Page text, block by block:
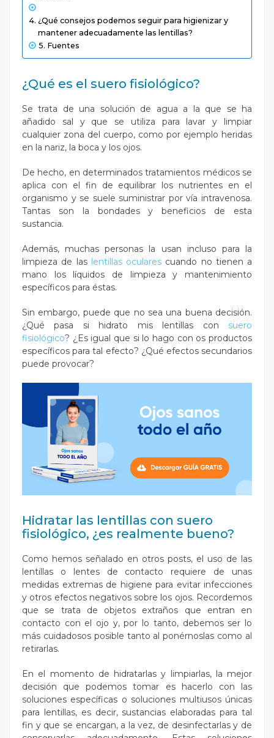
¿Qué consejos podemos seguir para higienizar y
mantener adecuadamente las lentillas?
Fuentes
¿Qué es el suero fisiológico?
Se trata de una solución de agua a la que se ha
añadido sal y que se utiliza para lavar y limpiar
cualquier zona del cuerpo, como por ejemplo heridas
en la nariz, la boca y los ojos.
De hecho, en determinados tratamientos médicos se
aplica con el fin de equilibrar los nutrientes en el
organismo y se suele suministrar por vía intravenosa.
Tantas son la bondades y beneficios de esta
sustancia.
Además, muchas personas la usan incluso para la
limpieza de las lentillas oculares cuando no tienen a
mano los líquidos de limpieza y mantenimiento
específicos para éstas.
Sin embargo, puede que no sea una buena decisión.
¿Qué pasa si hidrato mis lentillas con suero
fisiológico? ¿Es igual que si lo hago con os productos
específicos para tal efecto? ¿Qué efectos secundarios
puede provocar?
Hidratar las lentillas con suero
fisiológico, ¿es realmente bueno?
Como hemos señalado en otros posts, el uso de las
lentillas o lentes de contacto requiere de unas
medidas extremas de higiene para evitar infecciones
y otros efectos negativos sobre los ojos. Recordemos
que se trata de objetos extraños que entran en
contacto con el ojo y, por lo tanto, debemos ser lo
más cuidadosos posible tanto al ponérnoslas como al
retirarlas.
En el momento de hidratarlas y limpiarlas, la mejor
decisión que podemos tomar es hacerlo con las
soluciones específicas o soluciones multiusos únicas
para lentillas, es decir, sustancias elaboradas para tal
fin y que se encargan, a la vez, de desinfectarlas y de